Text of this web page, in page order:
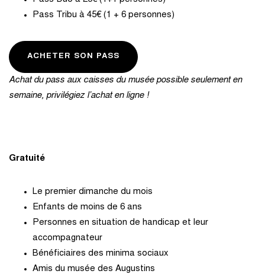
Pass Tribu à 45€ (1 + 6 personnes)
ACHETER SON PASS
Achat du pass aux caisses du musée possible seulement en
semaine, privilégiez l’achat en ligne !
Gratuité
Le premier dimanche du mois
Enfants de moins de 6 ans
Personnes en situation de handicap et leur
accompagnateur
Bénéficiaires des minima sociaux
Amis du musée des Augustins